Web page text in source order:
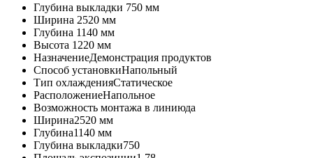
Глубина выкладки 750 мм
Ширина 2520 мм
Глубина 1140 мм
Высота 1220 мм
НазначениеДемонстрация продуктов
Способ установкиНапольный
Тип охлажденияСтатическое
РасположениеНапольное
Возможность монтажа в линиюда
Ширина2520 мм
Глубина1140 мм
Глубина выкладки750